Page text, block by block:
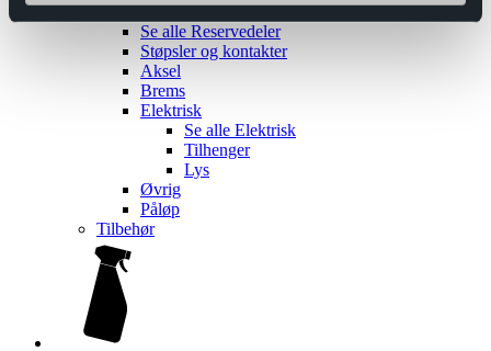
Reservedeler
Se alle Reservedeler
Støpsler og kontakter
Aksel
Brems
Elektrisk
Se alle Elektrisk
Tilhenger
Lys
Øvrig
Påløp
Tilbehør